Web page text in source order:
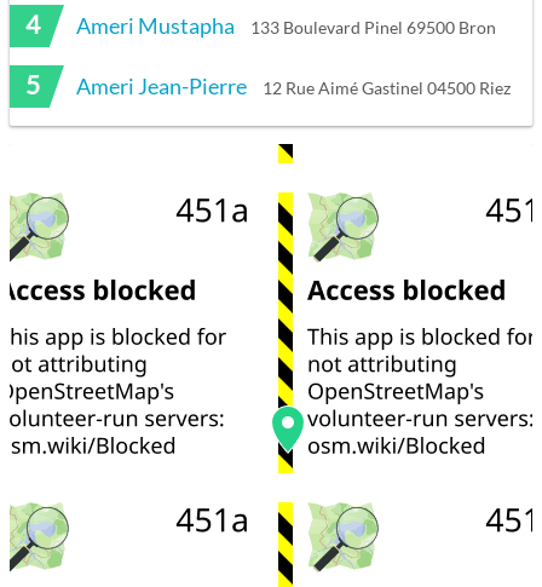
4 Ameri Mustapha 133 Boulevard Pinel 69500 Bron
5 Ameri Jean-Pierre 12 Rue Aimé Gastinel 04500 Riez